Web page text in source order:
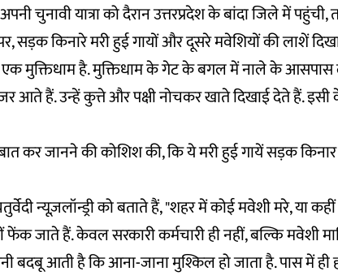
चुनावी यात्रा को दैरान उत्तरप्रदेश के बांदा जिले में
सड़क किनारे मरी हुई गायों और दूसरे मवेशियों की लाशें
मुक्तिधाम है. मुक्तिधाम के गेट के बगल में नाले के
आते हैं. उन्हें कुत्ते और पक्षी नोचकर खाते दिखाई देते हैं.
कर जानने की कोशिश की, कि ये मरी हुई गायें सड़क
न्यूज़लॉन्ड्री को बताते हैं, "शहर में कोई मवेशी मरे, या
फेंक जाते हैं. केवल सरकारी कर्मचारी ही नहीं, बल्कि मवेशी
बदबू आती है कि आना-जाना मुश्किल हो जाता है. पास में ही